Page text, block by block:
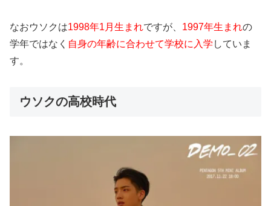
なおウソクは1998年1月生まれですが、 1997年生まれの
学年ではなく 自身の年齢に合わせて学校に入学 していま
す。
ウソクの高校時代